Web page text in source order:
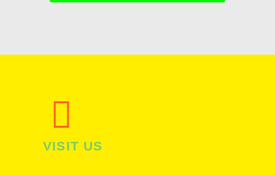
VISIT US